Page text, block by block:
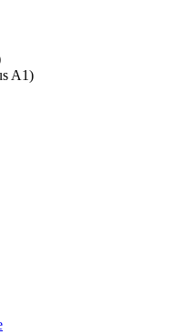
A1)